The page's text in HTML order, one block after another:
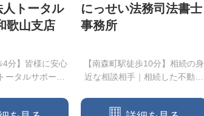
トータル
歌山支店
4分】皆様に安心
ータルサポート
にっせい法務司法書士
事務所
【南森町駅徒歩10分】相続の身
近な相談相手｜相続した不動産